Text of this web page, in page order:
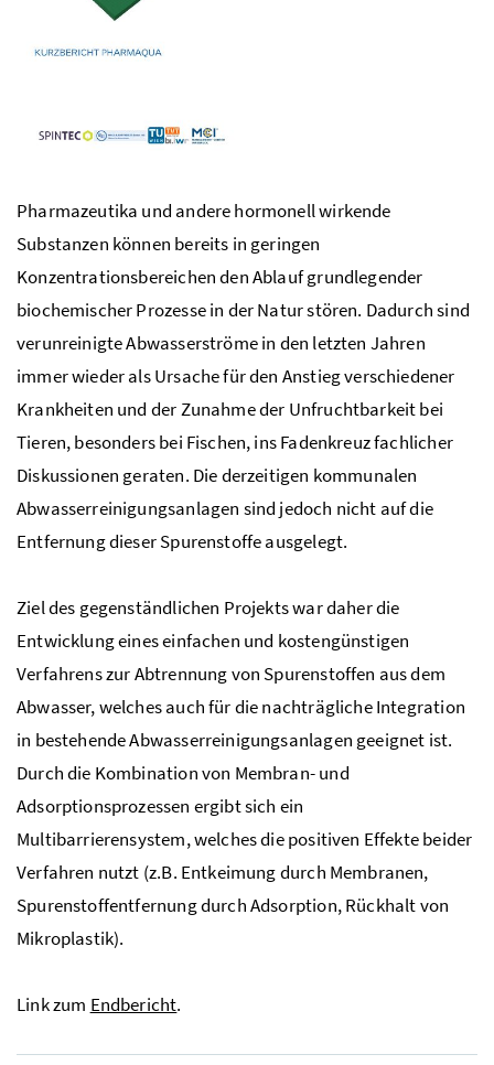
Pharmazeutika und andere hormonell wirkende
Substanzen können bereits in geringen
Konzentrationsbereichen den Ablauf grundlegender
biochemischer Prozesse in der Natur stören. Dadurch sind
verunreinigte Abwasserströme in den letzten Jahren
immer wieder als Ursache für den Anstieg verschiedener
Krankheiten und der Zunahme der Unfruchtbarkeit bei
Tieren, besonders bei Fischen, ins Fadenkreuz fachlicher
Diskussionen geraten. Die derzeitigen kommunalen
Abwasserreinigungsanlagen sind jedoch nicht auf die
Entfernung dieser Spurenstoffe ausgelegt.
Ziel des gegenständlichen Projekts war daher die
Entwicklung eines einfachen und kostengünstigen
Verfahrens zur Abtrennung von Spurenstoffen aus dem
Abwasser, welches auch für die nachträgliche Integration
in bestehende Abwasserreinigungsanlagen geeignet ist.
Durch die Kombination von Membran- und
Adsorptionsprozessen ergibt sich ein
Multibarrierensystem, welches die positiven Effekte beider
Verfahren nutzt (z.B. Entkeimung durch Membranen,
Spurenstoffentfernung durch Adsorption, Rückhalt von
Mikroplastik).
Link zum Endbericht.